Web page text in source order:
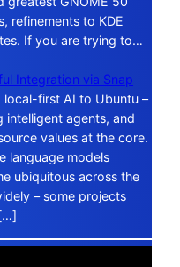
refinements to KDE
If you are trying to…
Integration via Snap
local-first AI to Ubuntu –
intelligent agents, and
values at the core.
language models
ubiquitous across the
– some projects